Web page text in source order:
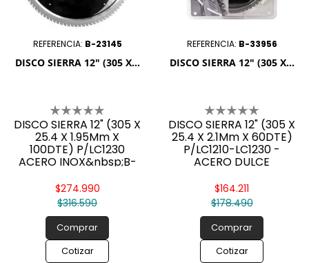
REFERENCIA: B-23145
DISCO SIERRA 12" (305 X...
DISCO SIERRA 12" (305 X
25.4 X 1.95Mm X
100DTE) P/LC1230
ACERO INOX&nbsp;B-
$316.590
$274.990
Comprar
Cotizar
REFERENCIA: B-33956
DISCO SIERRA 12" (305 X...
DISCO SIERRA 12" (305 X
25.4 X 2.1Mm X 60DTE)
P/LC1210-LC1230 -
ACERO DULCE
$178.490
$164.211
Comprar
Cotizar